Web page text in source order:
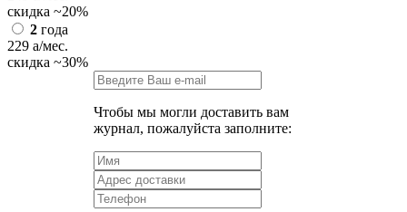
скидка ~20%
2 года
229 a/мес.
скидка ~30%
Чтобы мы могли доставить вам
журнал, пожалуйста заполните: